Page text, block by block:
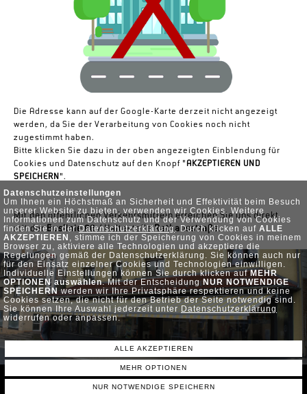
Datenschutzeinstellungen
Um Ihnen ein Höchstmaß an Sicherheit und Effektivität beim Besuch
unserer Website zu bieten, verwenden wir Cookies. Weitere
Informationen zum Datenschutz und der Verwendung von Cookies
finden Sie in derDatenschutzerklärung. Durch klicken auf ALLE
AKZEPTIEREN , stimme ich der Speicherung von Cookies in meinem
Browser zu, aktiviere alle Technologien und akzeptiere die
Regelungen gemäß der Datenschutzerklärung. Sie können auch nur
für den Einsatz einzelner Cookies und Technologien einwilligen.
Individuelle Einstellungen können Sie durch klicken aufMEHR
OPTIONEN auswählen. Mit der EntscheidungNUR NOTWENDIGE
SPEICHERN werden wir Ihre Privatsphäre respektieren und keine
Cookies setzen, die nicht für den Betrieb der Seite notwendig sind.
Sie können Ihre Auswahl jederzeit unterDatenschutzerklärung
widerrufen oder anpassen.
ALLE AKZEPTIEREN
MEHR OPTIONEN
NUR NOTWENDIGE SPEICHERN
Die Adresse kann auf der Google-Karte derzeit nicht angezeigt
werden, da Sie der Verarbeitung von Cookies noch nicht
zugestimmt haben.
Bitte klicken Sie dazu in der oben angezeigten Einblendung für
Cookies und Datenschutz auf den Knopf "AKZEPTIEREN UND
SPEICHERN".
Mit den öffentlichen Verkehrsmitteln erreichen Sie uns direkt
mit derBuslinie 66/ HaltestelleRathausstraße.
DATENSCHUTZ • IMPRESSUM • © POWERED BY SERVER-TEAM